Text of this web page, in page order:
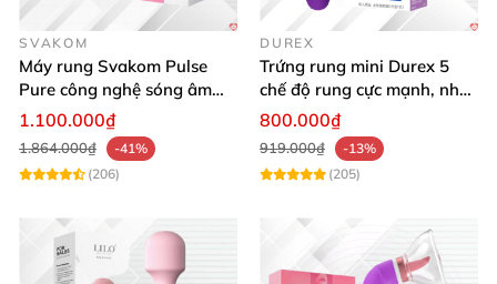
, âm vật ở vòi sen , phòng xông hơi,..
mà
điện tử.
SVAKOM
Máy rung Svakom Pulse
Pure công nghệ sóng âm
kích thích nhũ hoa, âm vật
1.100.000₫
1.864.000₫
-41%
(206)
DUREX
Trứng rung mini Durex 5
chế độ rung cực mạnh, nhỏ
gọn tiện lợi
800.000₫
919.000₫
-13%
(205)